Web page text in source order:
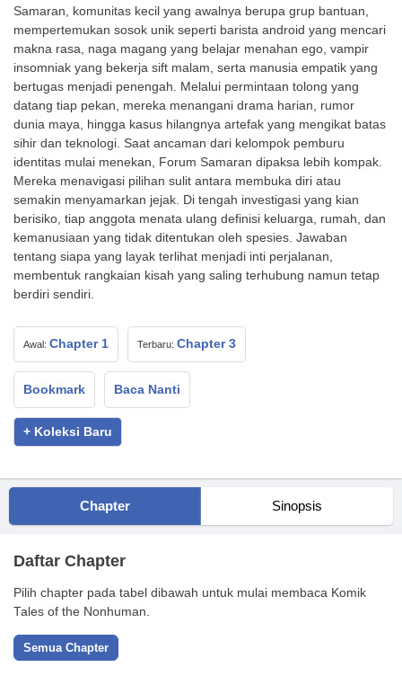
Samaran, komunitas kecil yang awalnya berupa grup bantuan,
mempertemukan sosok unik seperti barista android yang mencari
makna rasa, naga magang yang belajar menahan ego, vampir
insomniak yang bekerja sift malam, serta manusia empatik yang
bertugas menjadi penengah. Melalui permintaan tolong yang
datang tiap pekan, mereka menangani drama harian, rumor
dunia maya, hingga kasus hilangnya artefak yang mengikat batas
sihir dan teknologi. Saat ancaman dari kelompok pemburu
identitas mulai menekan, Forum Samaran dipaksa lebih kompak.
Mereka menavigasi pilihan sulit antara membuka diri atau
semakin menyamarkan jejak. Di tengah investigasi yang kian
berisiko, tiap anggota menata ulang definisi keluarga, rumah, dan
kemanusiaan yang tidak ditentukan oleh spesies. Jawaban
tentang siapa yang layak terlihat menjadi inti perjalanan,
membentuk rangkaian kisah yang saling terhubung namun tetap
berdiri sendiri.
Awal: Chapter 1 Terbaru: Chapter 3
Bookmark Baca Nanti
+ Koleksi Baru
Chapter Sinopsis
Daftar Chapter
Pilih chapter pada tabel dibawah untuk mulai membaca Komik
Tales of the Nonhuman.
Semua Chapter